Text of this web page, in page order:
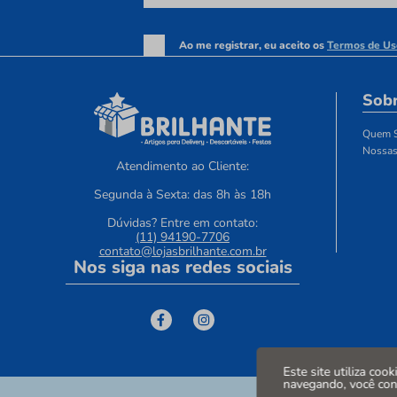
Este site utiliza
navegando, você
Ao me registrar, eu aceito osTermos de
Atendimento ao Cliente:
Segunda à Sexta: das 8h às 18h
Dúvidas? Entre em contato:
(11) 94190-7706
contato@lojasbrilhante.com.br
Nos siga nas redes sociais
Quem